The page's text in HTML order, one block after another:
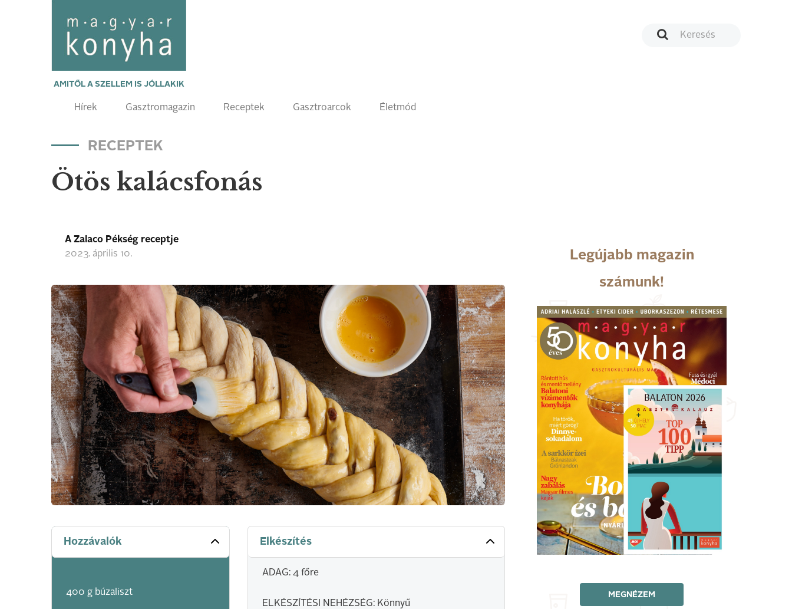
AMITŐL A SZELLEM IS JÓLLAKIK
Hírek Gasztromagazin Receptek Gasztroarcok Életmód
RECEPTEK
Ötös kalácsfonás
A Zalaco Pékség receptje
2023. április 10.
Hozzávalók
400 g búzaliszt
Elkészítés
ADAG: 4 főre
ELKÉSZÍTÉSI NEHÉZSÉG: Könnyű
Legújabb magazin
számunk!
MEGNÉZEM